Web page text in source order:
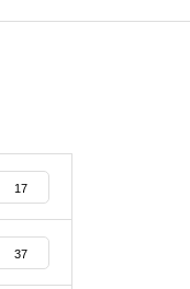
17
37